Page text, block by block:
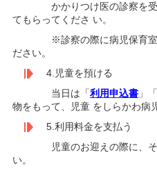
かかりつけ医の診察を受
てもらってくださ い。
※診察の際に病児保育室を
ださい。
4.児童を預ける
当日は「利用申込書」「
物をもって、児童 をしらかわ病
5.利用料金を支払う
児童のお迎えの際に、その
い。